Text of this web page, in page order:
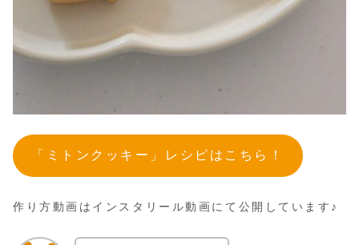
「ミトンクッキー」レシピはこちら！
作り方動画はインスタリール動画にて公開しています♪